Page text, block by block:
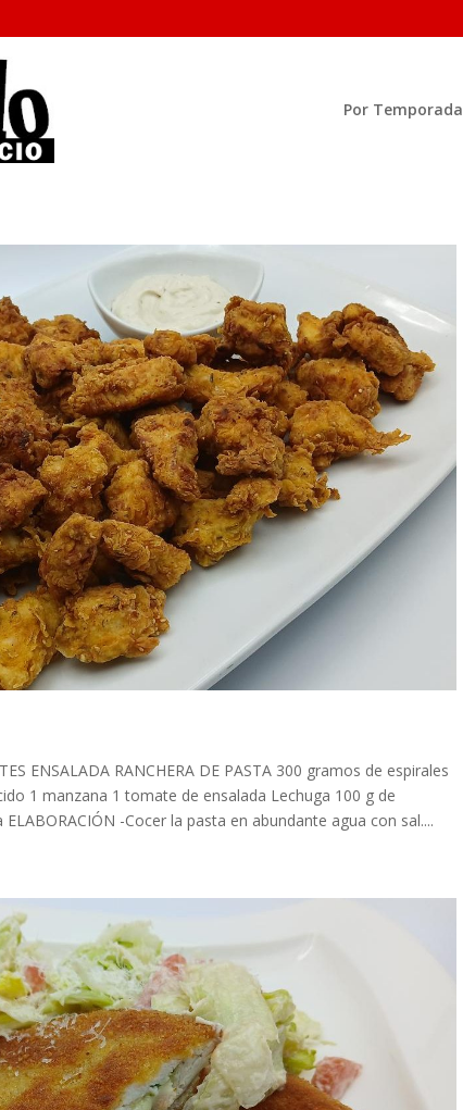
Por Temporada
ENSALADA RANCHERA DE PASTA 300 gramos de espirales
1 manzana 1 tomate de ensalada Lechuga 100 g de
-Cocer la pasta en abundante agua con sal....